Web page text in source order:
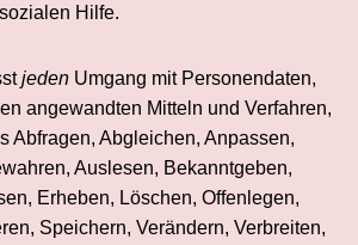
Hilfe.
jeden Umgang mit Personendaten,
angewandten Mitteln und Verfahren,
Abfragen, Abgleichen, Anpassen,
Auslesen, Bekanntgeben,
Erheben, Löschen, Offenlegen,
Speichern, Verändern, Verbreiten,